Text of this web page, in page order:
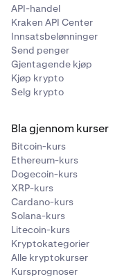
API-handel
Kraken API Center
Innsatsbelønninger
Send penger
Gjentagende kjøp
Kjøp krypto
Selg krypto
Bla gjennom kurser
Bitcoin-kurs
Ethereum-kurs
Dogecoin-kurs
XRP-kurs
Cardano-kurs
Solana-kurs
Litecoin-kurs
Kryptokategorier
Alle kryptokurser
Kursprognoser